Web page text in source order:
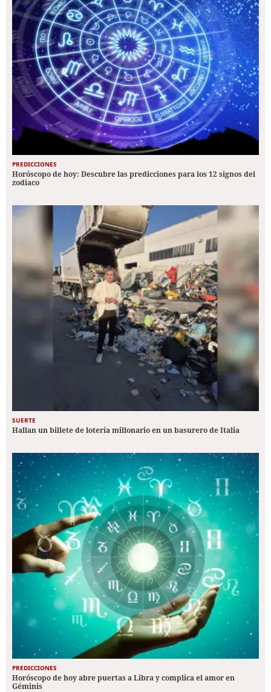
PREDICCIONES
Horóscopo de hoy: Descubre las predicciones para los 12 signos del
zodiaco
SUERTE
Hallan un billete de lotería millonario en un basurero de Italia
PREDICCIONES
Horóscopo de hoy abre puertas a Libra y complica el amor en
Géminis